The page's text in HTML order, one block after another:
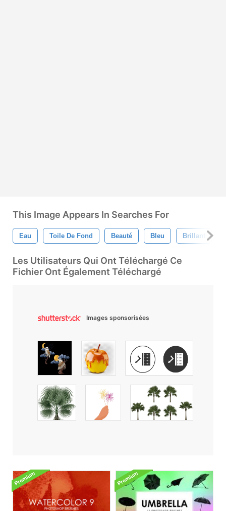
This Image Appears In Searches For
Eau Toile De Fond Beauté Bleu Brillant
Les Utilisateurs Qui Ont Téléchargé Ce
Fichier Ont Également Téléchargé
Images sponsorisées